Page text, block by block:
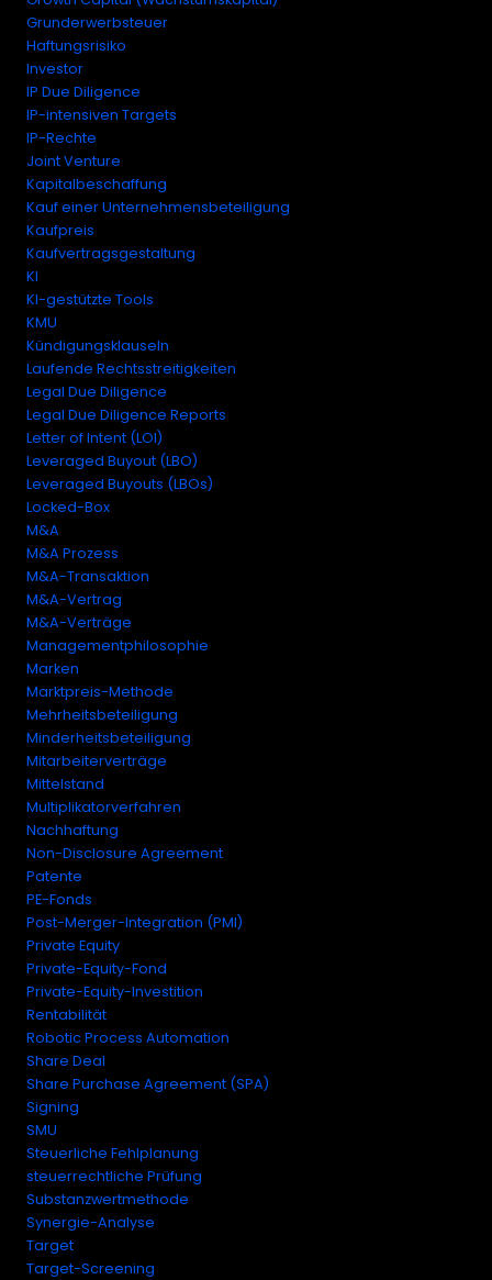
Grunderwerbsteuer
Haftungsrisiko
Investor
IP Due Diligence
IP-intensiven Targets
IP-Rechte
Joint Venture
Kapitalbeschaffung
Kauf einer Unternehmensbeteiligung
Kaufpreis
Kaufvertragsgestaltung
KI
KI-gestützte Tools
KMU
Kündigungsklauseln
Laufende Rechtsstreitigkeiten
Legal Due Diligence
Legal Due Diligence Reports
Letter of Intent (LOI)
Leveraged Buyout (LBO)
Leveraged Buyouts (LBOs)
Locked-Box
M&A
M&A Prozess
M&A-Transaktion
M&A-Vertrag
M&A-Verträge
Managementphilosophie
Marken
Marktpreis-Methode
Mehrheitsbeteiligung
Minderheitsbeteiligung
Mitarbeiterverträge
Mittelstand
Multiplikatorverfahren
Nachhaftung
Non-Disclosure Agreement
Patente
PE-Fonds
Post-Merger-Integration (PMI)
Private Equity
Private-Equity-Fond
Private-Equity-Investition
Rentabilität
Robotic Process Automation
Share Deal
Share Purchase Agreement (SPA)
Signing
SMU
Steuerliche Fehlplanung
steuerrechtliche Prüfung
Substanzwertmethode
Synergie-Analyse
Target
Target-Screening